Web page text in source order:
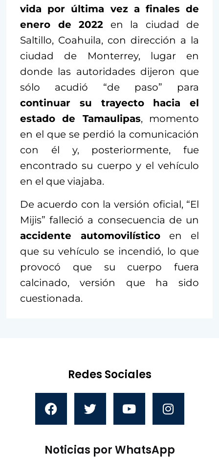
vida por última vez a finales de
enero de 2022 en la ciudad de
Saltillo, Coahuila, con dirección a la
ciudad de Monterrey, lugar en
donde las autoridades dijeron que
sólo acudió “de paso” para
continuar su trayecto hacia el
estado de Tamaulipas, momento
en el que se perdió la comunicación
con él y, posteriormente, fue
encontrado su cuerpo y el vehículo
en el que viajaba.
De acuerdo con la versión oficial, “El
Mijis” falleció a consecuencia de un
accidente automovilístico en el
que su vehículo se incendió, lo que
provocó que su cuerpo fuera
calcinado, versión que ha sido
cuestionada.
Redes Sociales
Noticias por WhatsApp